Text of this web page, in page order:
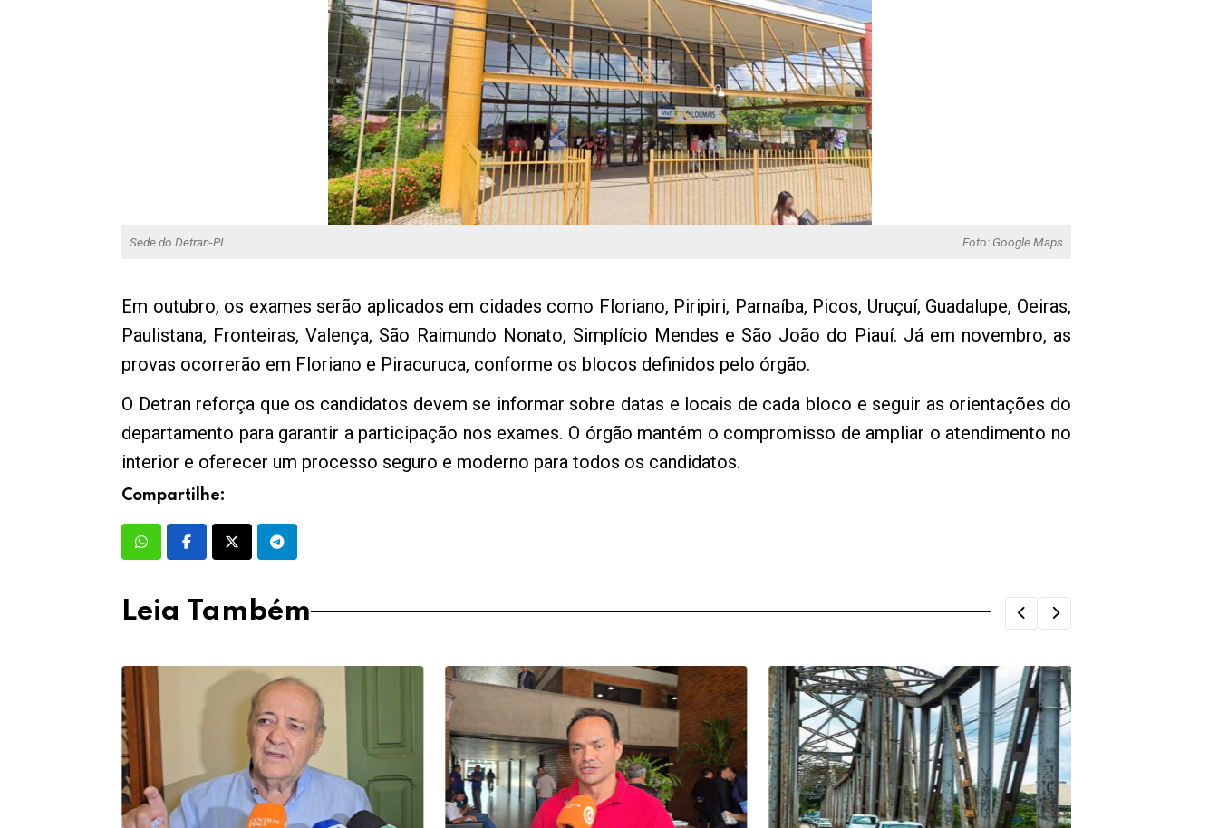
Sede do Detran-PI. Foto: Google Maps
Em outubro, os exames serão aplicados em cidades como Floriano, Piripiri, Parnaíba, Picos, Uruçuí, Guadalupe, Oeiras,
Paulistana, Fronteiras, Valença, São Raimundo Nonato, Simplício Mendes e São João do Piauí. Já em novembro, as
provas ocorrerão em Floriano e Piracuruca, conforme os blocos definidos pelo órgão.
O Detran reforça que os candidatos devem se informar sobre datas e locais de cada bloco e seguir as orientações do
departamento para garantir a participação nos exames. O órgão mantém o compromisso de ampliar o atendimento no
interior e oferecer um processo seguro e moderno para todos os candidatos.
Compartilhe:
Leia Também